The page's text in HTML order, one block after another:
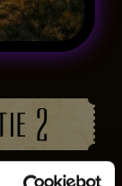
2